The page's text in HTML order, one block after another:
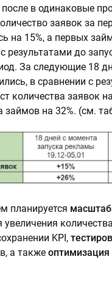
в одинаковые
заявок за
на 15%, а первых
результатами до
За следующие 18
в сравнении с
количества заявок
займов на 32%. (см.
планируется
KPI,
а также оптимизация